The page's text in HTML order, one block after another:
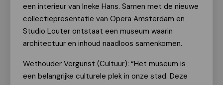
een interieur van Ineke Hans. Samen met de nieuwe
collectiepresentatie van Opera Amsterdam en
Studio Louter ontstaat een museum waarin
architectuur en inhoud naadloos samenkomen.
Wethouder Vergunst (Cultuur): “Het museum is
een belangrijke culturele plek in onze stad. Deze